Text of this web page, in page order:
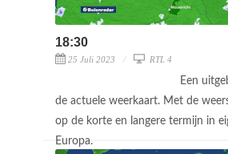
18:30
25 Juli 2023 RTL 4
Een
de actuele weerkaart. Met de
op de korte en langere termijn in
Europa.